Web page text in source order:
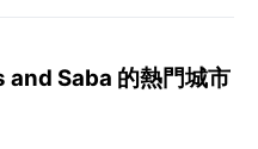
Saba 的熱門城市